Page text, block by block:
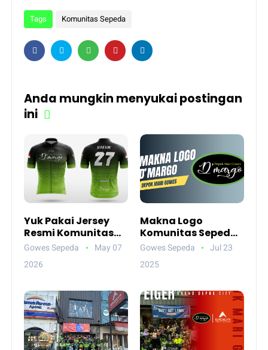
Tags Komunitas Sepeda
Anda mungkin menyukai postingan
ini
Yuk Pakai Jersey
Resmi Komunitas
Sepeda Depok
D’Margo !
Gowes Sepeda
May 07
2026
Makna Logo
Komunitas Sepeda
Depok D'margo
Gowes Sepeda
Jul 23
2025